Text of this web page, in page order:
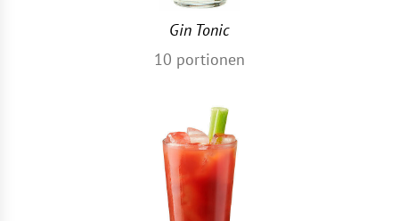
Gin Tonic
10 portionen